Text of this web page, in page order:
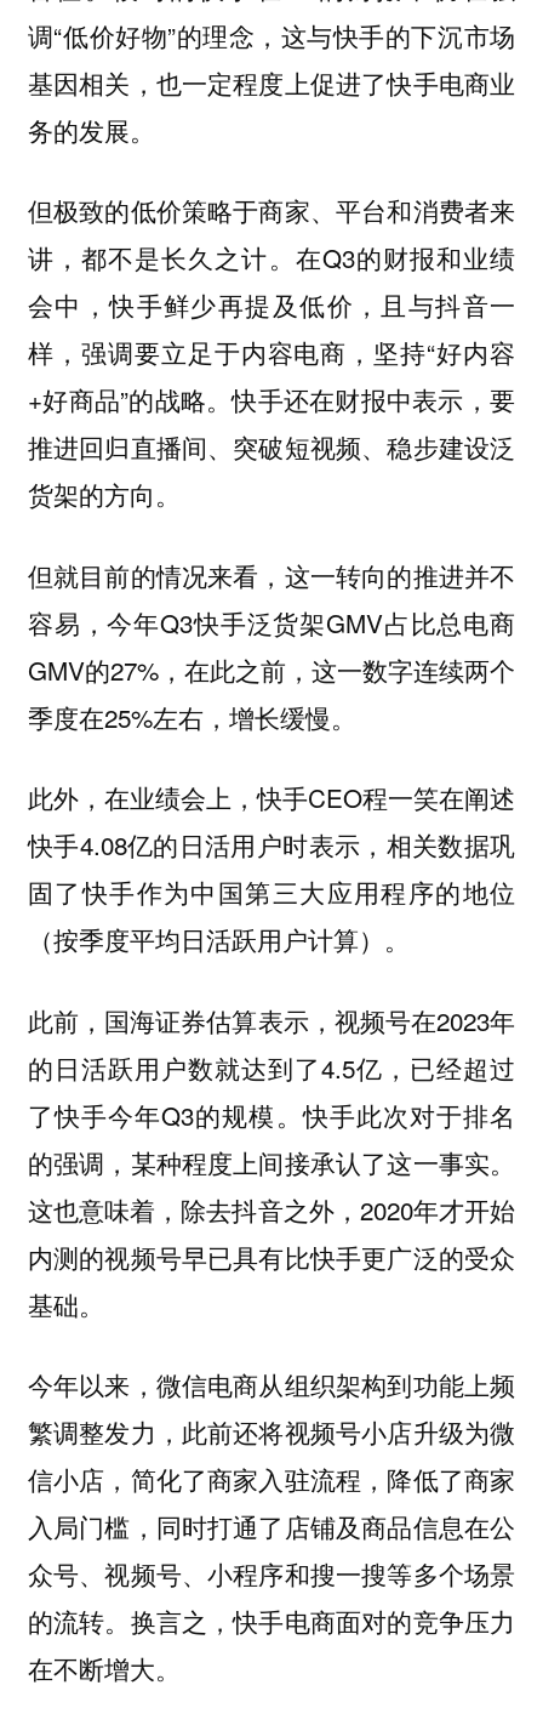
调“低价好物”的理念，这与快手的下沉市场
基因相关，也一定程度上促进了快手电商业
务的发展。
但极致的低价策略于商家、平台和消费者来
讲，都不是长久之计。在Q3的财报和业绩
会中，快手鲜少再提及低价，且与抖音一
样，强调要立足于内容电商，坚持“好内容
+好商品”的战略。快手还在财报中表示，要
推进回归直播间、突破短视频、稳步建设泛
货架的方向。
但就目前的情况来看，这一转向的推进并不
容易，今年Q3快手泛货架GMV占比总电商
GMV的27%，在此之前，这一数字连续两个
季度在25%左右，增长缓慢。
此外，在业绩会上，快手CEO程一笑在阐述
快手4.08亿的日活用户时表示，相关数据巩
固了快手作为中国第三大应用程序的地位
（按季度平均日活跃用户计算）。
此前，国海证券估算表示，视频号在2023年
的日活跃用户数就达到了4.5亿，已经超过
了快手今年Q3的规模。快手此次对于排名
的强调，某种程度上间接承认了这一事实。
这也意味着，除去抖音之外，2020年才开始
内测的视频号早已具有比快手更广泛的受众
基础。
今年以来，微信电商从组织架构到功能上频
繁调整发力，此前还将视频号小店升级为微
信小店，简化了商家入驻流程，降低了商家
入局门槛，同时打通了店铺及商品信息在公
众号、视频号、小程序和搜一搜等多个场景
的流转。换言之，快手电商面对的竞争压力
在不断增大。